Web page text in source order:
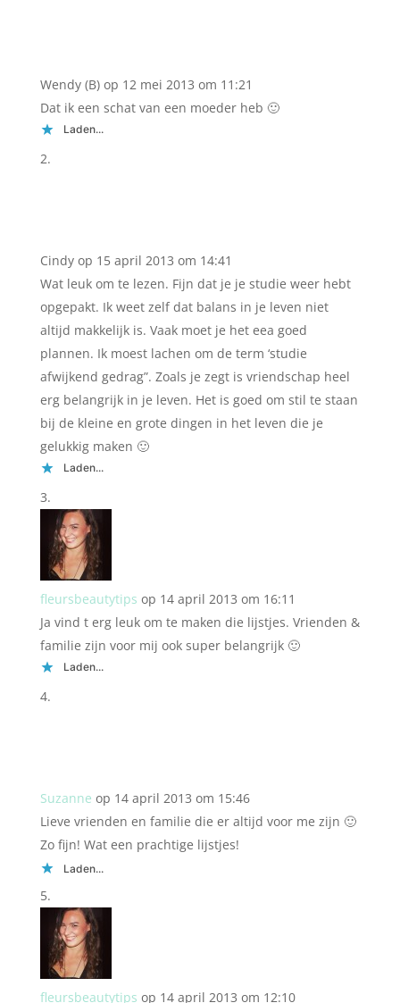
Wendy (B) op 12 mei 2013 om 11:21
Dat ik een schat van een moeder heb 🙂
Laden...
Cindy op 15 april 2013 om 14:41
Wat leuk om te lezen. Fijn dat je je studie weer hebt
opgepakt. Ik weet zelf dat balans in je leven niet
altijd makkelijk is. Vaak moet je het eea goed
plannen. Ik moest lachen om de term ‘studie
afwijkend gedrag”. Zoals je zegt is vriendschap heel
erg belangrijk in je leven. Het is goed om stil te staan
bij de kleine en grote dingen in het leven die je
gelukkig maken 🙂
Laden...
fleursbeautytips op 14 april 2013 om 16:11
Ja vind t erg leuk om te maken die lijstjes. Vrienden &
familie zijn voor mij ook super belangrijk 🙂
Laden...
Suzanne op 14 april 2013 om 15:46
Lieve vrienden en familie die er altijd voor me zijn 🙂
Zo fijn! Wat een prachtige lijstjes!
Laden...
fleursbeautytips op 14 april 2013 om 12:10